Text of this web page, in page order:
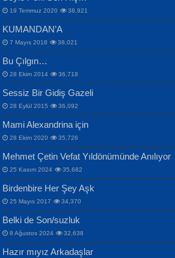
İPEK ACAR SERT
Gazze’nin Şecaati, Ümmetin İmtihanı...
MAHMUT GÜRBÜZ
İbrahim Olmak ve Bitirebilmek...
Selahattin Yıldız
İdrakimle Üşürken...
Songül Özel
Mahzen...
ERDEM BAYAZIT
Sana, Bana, Vatanıma, Ülkemin
İnsanlarına Dair...
NAZIM HİKMET RAN
Bir Cezaevinde, Tecritteki Adamın
Mektupları...
19 Temmuz 2020 38,921
KUMANDAN’A
7 Mayıs 2018 38,021
Bu Çılgın…
28 Ekim 2014 36,718
Sessiz Bir Gidiş Gazeli
28 Eylül 2015 36,092
Mami Alexandrina için
28 Ekim 2020 35,726
Mehmet Çetin Vefat Yıldönümünde Anılıyor
25 Kasım 2024 35,682
Birdenbire Her Şey Aşk
25 Mayıs 2017 34,370
Belki de Son/suzluk
8 Ağustos 2024 32,638
Hazır mıyız Arkadaşlar